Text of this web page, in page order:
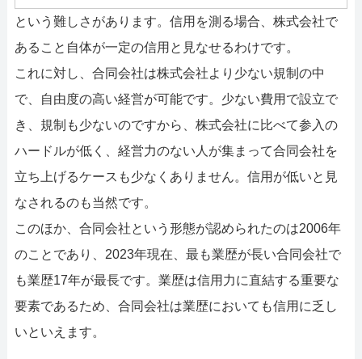
という難しさがあります。信用を測る場合、株式会社で
あること自体が一定の信用と見なせるわけです。
これに対し、合同会社は株式会社より少ない規制の中
で、自由度の高い経営が可能です。少ない費用で設立で
き、規制も少ないのですから、株式会社に比べて参入の
ハードルが低く、経営力のない人が集まって合同会社を
立ち上げるケースも少なくありません。信用が低いと見
なされるのも当然です。
このほか、合同会社という形態が認められたのは2006年
のことであり、2023年現在、最も業歴が長い合同会社で
も業歴17年が最長です。業歴は信用力に直結する重要な
要素であるため、合同会社は業歴においても信用に乏し
いといえます。